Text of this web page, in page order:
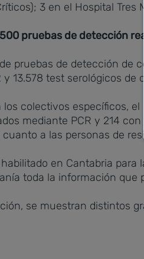
3 en el Hospital Tres
pruebas de detección
pruebas de detección de
y 13.578 test serológicos de
los colectivos específicos,
mediante PCR y 214
cuanto a las personas de
en Cantabria para
toda la información que
se muestran distintos